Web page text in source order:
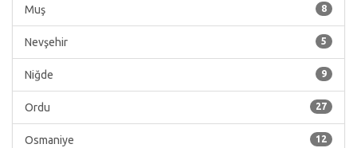
8
Muş
5
Nevşehir
9
Niğde
27
Ordu
12
Osmaniye